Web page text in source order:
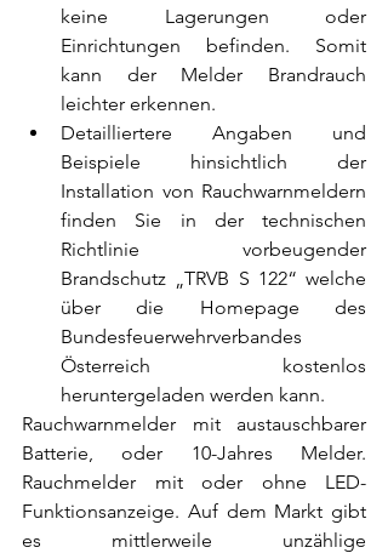
keine Lagerungen oder
Einrichtungen befinden. Somit
kann der Melder Brandrauch
leichter erkennen.
Detailliertere Angaben und
Beispiele hinsichtlich der
Installation von Rauchwarnmeldern
finden Sie in der technischen
Richtlinie vorbeugender
Brandschutz „TRVB S 122“ welche
Bundesfeuerwehrverbandes
Österreich kostenlos
heruntergeladen werden kann.
Rauchwarnmelder mit austauschbarer
Batterie, oder 10-Jahres Melder.
Rauchmelder mit oder ohne LED-
Funktionsanzeige. Auf dem Markt gibt
es mittlerweile unzählige